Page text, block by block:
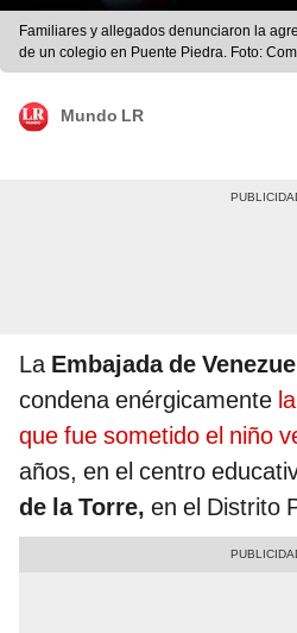
Familiares y allegados denunciaron la
de un colegio en Puente Piedra. Foto:
Mundo LR
LaEmbajada de
condena enérgicamente
que fue sometido el niño
años, en el centro
de la Torre, en el Distrito